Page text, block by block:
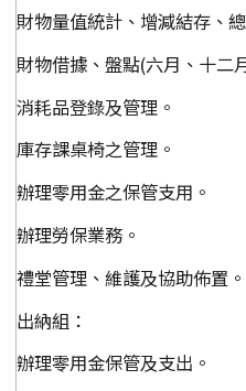
財物量值統計、增減結存、
財物借據、盤點(六月、十二
消耗品登錄及管理。
庫存課桌椅之管理。
辦理零用金之保管支用。
辦理勞保業務。
禮堂管理、維護及協助佈置。
出納組：
辦理零用金保管及支出。